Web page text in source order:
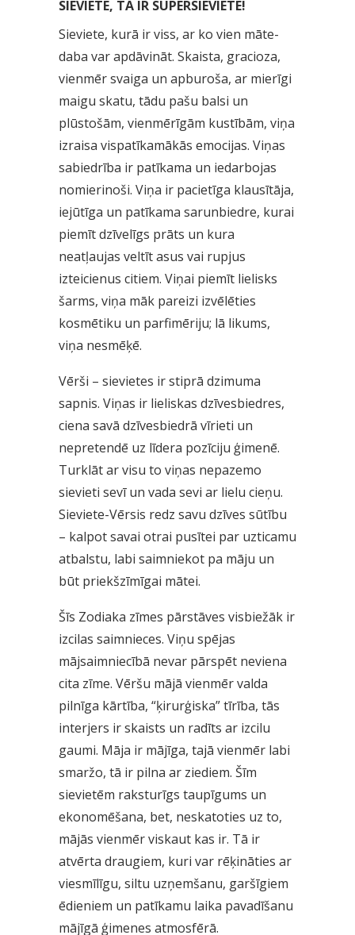
SIEVIETE, TĀ IR SUPERSIEVIETE!
Sieviete, kurā ir viss, ar ko vien māte-
daba var apdāvināt. Skaista, gracioza,
vienmēr svaiga un apburoša, ar mierīgi
maigu skatu, tādu pašu balsi un
plūstošām, vienmērīgām kustībām, viņa
izraisa vispatīkamākās emocijas. Viņas
sabiedrība ir patīkama un iedarbojas
nomierinoši. Viņa ir pacietīga klausītāja,
iejūtīga un patīkama sarunbiedre, kurai
piemīt dzīvelīgs prāts un kura
neatļaujas veltīt asus vai rupjus
izteicienus citiem. Viņai piemīt lielisks
šarms, viņa māk pareizi izvēlēties
kosmētiku un parfimēriju; lā likums,
viņa nesmēķē.
Vērši – sievietes ir stiprā dzimuma
sapnis. Viņas ir lieliskas dzīvesbiedres,
ciena savā dzīvesbiedrā vīrieti un
nepretendē uz līdera pozīciju ģimenē.
Turklāt ar visu to viņas nepazemo
sievieti sevī un vada sevi ar lielu cieņu.
Sieviete-Vērsis redz savu dzīves sūtību
– kalpot savai otrai pusītei par uzticamu
atbalstu, labi saimniekot pa māju un
būt priekšzīmīgai mātei.
Šīs Zodiaka zīmes pārstāves visbiežāk ir
izcilas saimnieces. Viņu spējas
mājsaimniecībā nevar pārspēt neviena
cita zīme. Vēršu mājā vienmēr valda
pilnīga kārtība, “ķirurģiska” tīrība, tās
interjers ir skaists un radīts ar izcilu
gaumi. Māja ir mājīga, tajā vienmēr labi
smaržo, tā ir pilna ar ziediem. Šīm
sievietēm raksturīgs taupīgums un
ekonomēšana, bet, neskatoties uz to,
mājās vienmēr viskaut kas ir. Tā ir
atvērta draugiem, kuri var rēķināties ar
viesmīlīgu, siltu uzņemšanu, garšīgiem
ēdieniem un patīkamu laika pavadīšanu
mājīgā ģimenes atmosfērā.